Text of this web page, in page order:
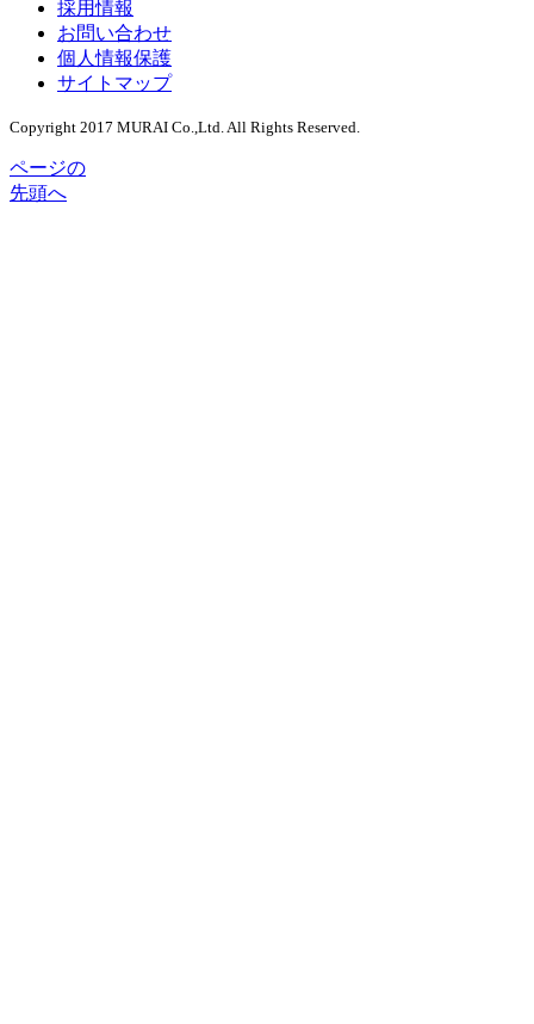
採用情報
お問い合わせ
個人情報保護
サイトマップ
Copyright 2017 MURAI Co.,Ltd. All Rights Reserved.
ページの
先頭へ